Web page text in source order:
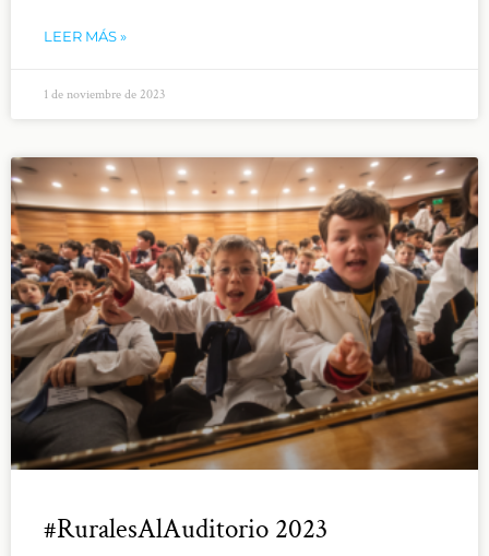
LEER MÁS »
1 de noviembre de 2023
#RuralesAlAuditorio 2023